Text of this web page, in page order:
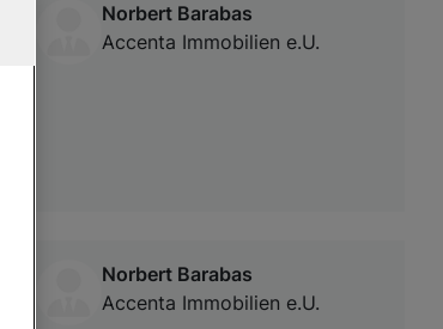
Norbert Barabas
Accenta Immobilien e.U.
Norbert Barabas
Accenta Immobilien e.U.